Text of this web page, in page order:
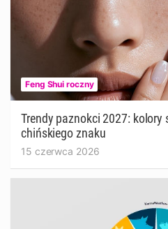
Feng Shui roczny
Trendy paznokci 2027: kolory
chińskiego znaku
15 czerwca 2026